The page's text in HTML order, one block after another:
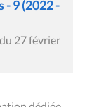
9 (2022 -
27 février